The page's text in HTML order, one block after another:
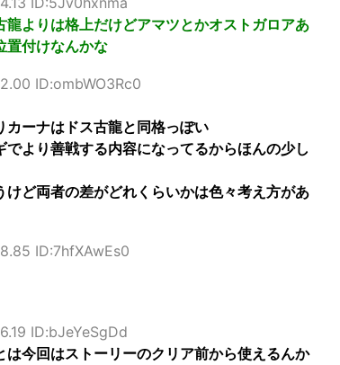
よりは格上だけどアマツとかオストガロアあ
置付けなんかな
ID:ombWO3Rc0
ーナはドス古龍と同格っぽい
より善戦する内容になってるからほんの少し
ど両者の差がどれくらいかは色々考え方があ
ID:7hfXAwEs0
ID:bJeYeSgDd
今回はストーリーのクリア前から使えるんか